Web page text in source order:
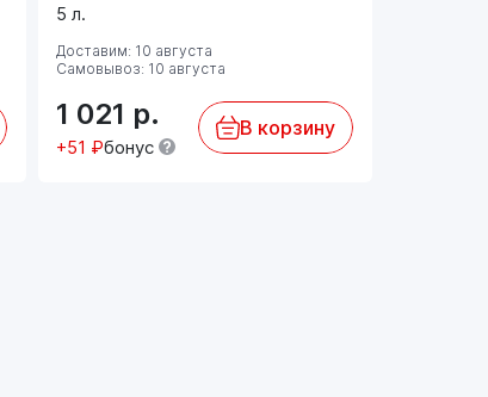
5 л.
Доставим: 10 августа
Самовывоз: 10 августа
1 021 р.
+51 ₽бонус
В корзину